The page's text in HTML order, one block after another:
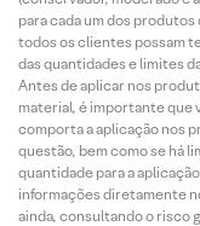
para cada um dos
todos os clientes possam
das quantidades e limites
Antes de aplicar nos
material, é importante que
comporta a aplicação nos
questão, bem como se há
quantidade para a
informações diretamente
ainda, consultando o risco